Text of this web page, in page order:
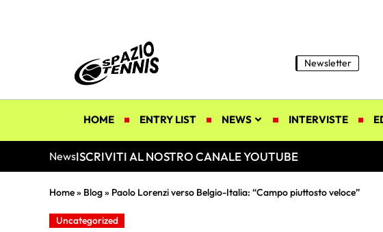
Newsletter
HOME ENTRY LIST NEWS INTERVISTE
NewsISCRIVITI AL NOSTRO CANALE YOUTUBE
Home» Blog» Paolo Lorenzi verso Belgio-Italia: “Campo piuttosto veloce”
Uncategorized